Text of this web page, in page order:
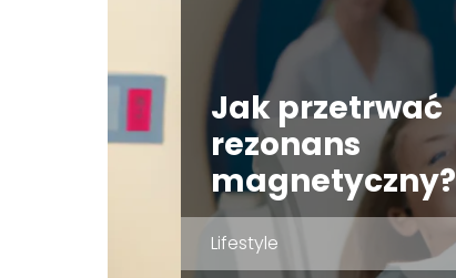
Jak przetrwać
rezonans
magnetyczny?
Lifestyle